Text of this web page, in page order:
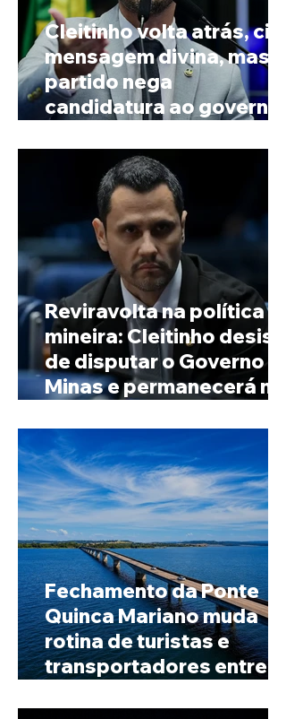
Cleitinho volta atrás, cita
mensagem divina, mas
partido nega
candidatura ao governo
Reviravolta na política
mineira: Cleitinho desiste
de disputar o Governo de
Minas e permanecerá no
Fechamento da Ponte
Quinca Mariano muda
rotina de turistas e
transportadores entre